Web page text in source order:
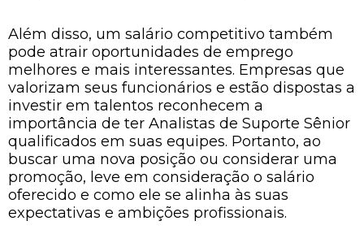
Além disso, um salário competitivo também
pode atrair oportunidades de emprego
melhores e mais interessantes. Empresas que
valorizam seus funcionários e estão dispostas a
investir em talentos reconhecem a
importância de ter Analistas de Suporte Sênior
qualificados em suas equipes. Portanto, ao
buscar uma nova posição ou considerar uma
promoção, leve em consideração o salário
oferecido e como ele se alinha às suas
expectativas e ambições profissionais.